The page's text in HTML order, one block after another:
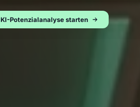
KI-Potenzialanalyse starten